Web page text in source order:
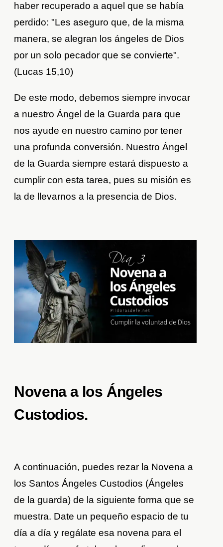
haber recuperado a aquel que se había
perdido: "Les aseguro que, de la misma
manera, se alegran los ángeles de Dios
por un solo pecador que se convierte".
(Lucas 15,10)
De este modo, debemos siempre invocar
a nuestro Ángel de la Guarda para que
nos ayude en nuestro camino por tener
una profunda conversión. Nuestro Ángel
de la Guarda siempre estará dispuesto a
cumplir con esta tarea, pues su misión es
la de llevarnos a la presencia de Dios.
Novena a los Ángeles
Custodios.
A continuación, puedes rezar la Novena a
los Santos Ángeles Custodios (Ángeles
de la guarda) de la siguiente forma que se
muestra. Date un pequeño espacio de tu
día a día y regálate esa novena para el